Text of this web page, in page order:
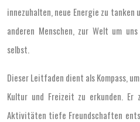
innezuhalten, neue Energie zu tanken
anderen Menschen, zur Welt um
selbst.
Dieser Leitfaden dient als Kompass,
Kultur und Freizeit zu erkunden. Er
Aktivitäten tiefe Freundschaften